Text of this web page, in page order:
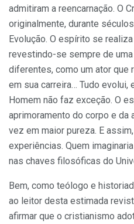
admitiram a reencarnação. O
originalmente, durante
Evolução. O espírito se
revestindo-se sempre de
diferentes, como um ator que
em sua carreira… Tudo evolui,
Homem não faz exceção. O
aprimoramento do corpo e da
vez em maior pureza. E
experiências. Quem
nas chaves filosóficas do
Bem, como teólogo e
ao leitor desta estimada
afirmar que o cristianismo